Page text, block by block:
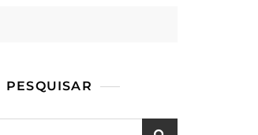
PESQUISAR